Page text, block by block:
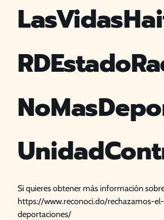
Si quieres obtener más información
https://www.reconoci.do/rechazamos-
deportaciones/